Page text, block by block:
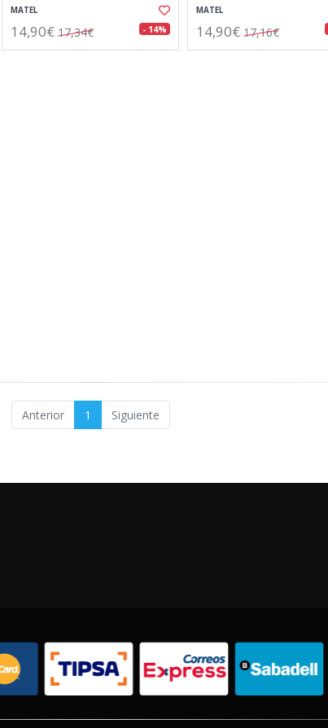
MATEL
14,90€ 17,34€ - 14%
MATEL
14,90€ 17,16€
Anterior 1 Siguiente